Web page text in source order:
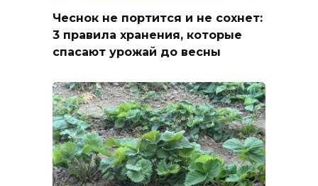
Чеснок не портится и не сохнет:
3 правила хранения, которые
спасают урожай до весны